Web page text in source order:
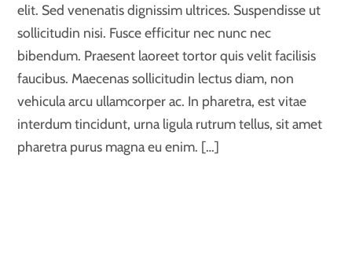
elit. Sed venenatis dignissim ultrices. Suspendisse ut
sollicitudin nisi. Fusce efficitur nec nunc nec
bibendum. Praesent laoreet tortor quis velit facilisis
faucibus. Maecenas sollicitudin lectus diam, non
vehicula arcu ullamcorper ac. In pharetra, est vitae
interdum tincidunt, urna ligula rutrum tellus, sit amet
pharetra purus magna eu enim. […]